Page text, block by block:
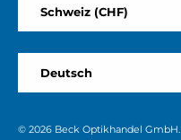
Schweiz (CHF)
Deutsch
© 2026 Beck Optikhandel GmbH.